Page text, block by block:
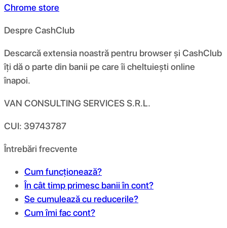
Chrome store
Despre CashClub
Descarcă extensia noastră pentru browser și CashClub
îți dă o parte din banii pe care îi cheltuiești online
înapoi.
VAN CONSULTING SERVICES S.R.L.
CUI: 39743787
Întrebări frecvente
Cum funcționează?
În cât timp primesc banii în cont?
Se cumulează cu reducerile?
Cum îmi fac cont?